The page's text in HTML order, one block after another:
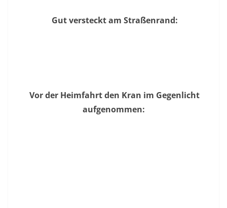
Gut versteckt am Straßenrand:
Vor der Heimfahrt den Kran im Gegenlicht
aufgenommen: